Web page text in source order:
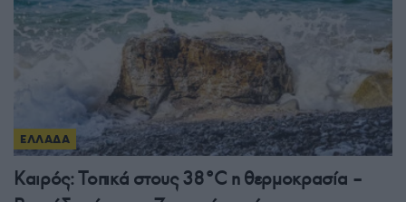
ΕΛΛΑΔΑ
Καιρός: Τοπικά στους 38°C η θερμοκρασία –